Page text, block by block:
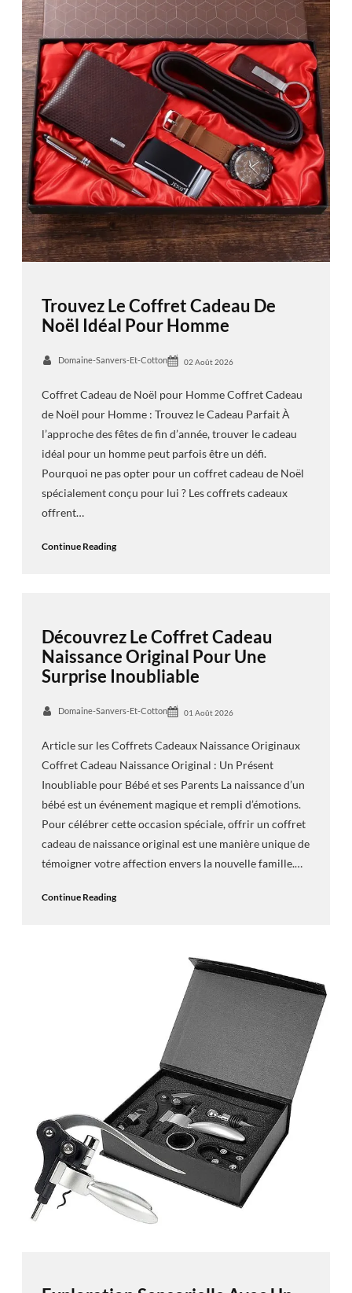
Trouvez Le Coffret Cadeau De
Noël Idéal Pour Homme
Domaine-Sanvers-Et-Cotton 02 Août 2026
Coffret Cadeau de Noël pour Homme Coffret Cadeau
de Noël pour Homme : Trouvez le Cadeau Parfait À
l’approche des fêtes de fin d’année, trouver le cadeau
idéal pour un homme peut parfois être un défi.
Pourquoi ne pas opter pour un coffret cadeau de Noël
spécialement conçu pour lui ? Les coffrets cadeaux
offrent…
Continue Reading
Découvrez Le Coffret Cadeau
Naissance Original Pour Une
Surprise Inoubliable
Domaine-Sanvers-Et-Cotton 01 Août 2026
Article sur les Coffrets Cadeaux Naissance Originaux
Coffret Cadeau Naissance Original : Un Présent
Inoubliable pour Bébé et ses Parents La naissance d’un
bébé est un événement magique et rempli d’émotions.
Pour célébrer cette occasion spéciale, offrir un coffret
cadeau de naissance original est une manière unique de
témoigner votre affection envers la nouvelle famille.…
Continue Reading